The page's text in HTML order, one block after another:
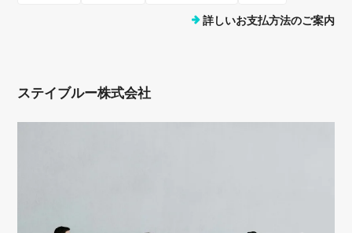
詳しいお支払方法のご案内
ステイブルー株式会社